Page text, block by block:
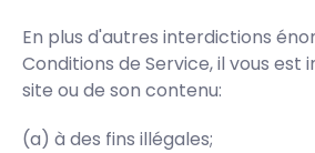
En plus d'autres interdictions
Conditions de Service, il vous est
site ou de son contenu:
(a) à des fins illégales;